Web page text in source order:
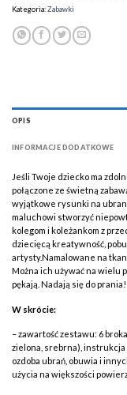
Kategoria:Zabawki
OPIS
INFORMACJE DODATKOWE
Jeśli Twoje dziecko ma
połączone ze świetną
wyjątkowe rysunki na
maluchowi stworzyć
kolegom i koleżankom z
dziecięcą kreatywność,
artysty.Namalowane na
Można ich używać na wielu
pękają. Nadają się do prania!
W skrócie:
– zawartość zestawu: 6
zielona, srebrna), instrukcja
ozdoba ubrań, obuwia i
użycia na większości